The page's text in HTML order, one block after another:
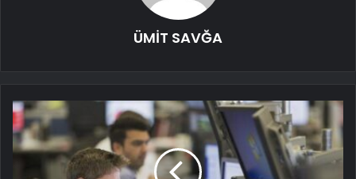
ÜMİT SAVĞA